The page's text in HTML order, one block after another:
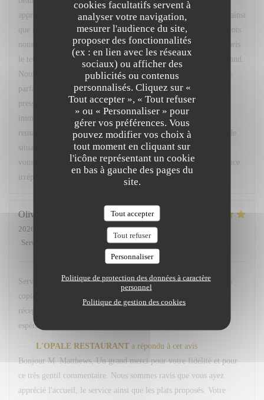
cookies facultatifs servent à
analyser votre navigation,
mesurer l'audience du site,
proposer des fonctionnalités
(ex : en lien avec les réseaux
sociaux) ou afficher des
publicités ou contenus
personnalisés. Cliquez sur «
Tout accepter », « Tout refuser
» ou « Personnaliser » pour
gérer vos préférences. Vous
pouvez modifier vos choix à
tout moment en cliquant sur
l'icône représentant un cookie
en bas à gauche des pages du
site.
Tout accepter
Tout refuser
Personnaliser
Politique de protection des données à caractère
personnel
Politique de gestion des cookies
appréciez régulièrement notre restaurant, son cadre, l'ambiance ainsi
que notre menu du marché. Votre confiance et vos encouragements
nous font très plaisir. Nous vous remercions également d'avoir pris
le temps de nous signaler le retard concernant votre café gourmand.
Nous sommes sincèrement désolés pour cet oubli et comprenons
parfaitement la gêne occasionnée, d'autant plus que vous étiez
pressé. Nous sommes toutefois heureux d'avoir pu réagir
immédiatement en vous accordant un geste commercial. Vos
remarques ont été partagées avec notre équipe afin que ce type de
situation ne se reproduise pas. Nous espérons avoir le plaisir de
vous accueillir très prochainement pour vous offrir une expérience
irréprochable. Bien cordialement, L. Fornaro Maitre d'hôtel
Olivier
2026-07-28
- 20:00 - Couverts 2
Service
/5 Cuisine: 5/5
Service avenant et personnel souriant. Plats simples choisis mais
copieux. Merci Léa pour le service. Merci a hugo au bar et
réception. Nous reviendrons comme d habitude A la 113. En
espérant retrouver nos pots de beurre habituels ;-)
L'OPALE RESTAURANT a répondu à cet avis
Bonjour M. Matthews, Un grand merci pour votre fidélité et pour
ce très gentil commentaire. Nous sommes ravis que vous ayez
apprécié l'accueil, le service ainsi que les plats proposés. Votre